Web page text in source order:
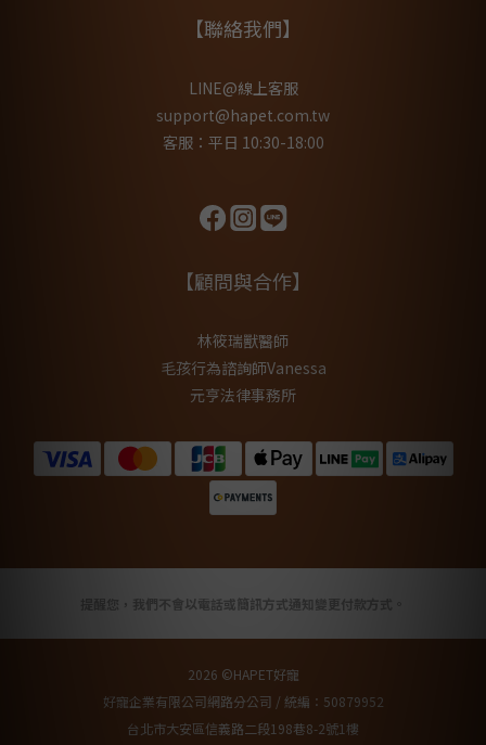
【聯絡我們】
LINE@線上客服
support@hapet.com.tw
客服：平日 10:30-18:00
【顧問與合作】
林筱瑞獸醫師
毛孩行為諮詢師Vanessa
元亨法律事務所
提醒您，我們不會以電話或簡訊方式通知變更付款方式。
2026 ©HAPET好寵
好寵企業有限公司網路分公司 / 統編：50879952
台北市大安區信義路二段198巷8-2號1樓